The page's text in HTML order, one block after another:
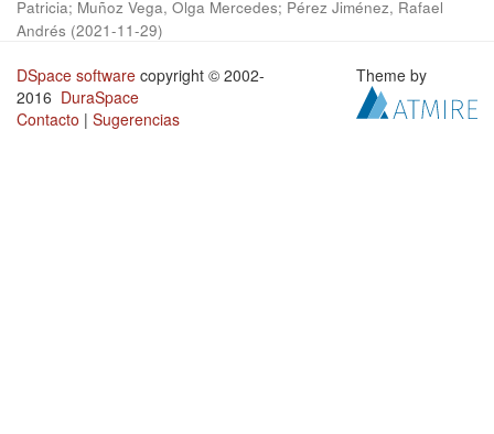
Patricia; Muñoz Vega, Olga Mercedes; Pérez Jiménez, Rafael
Andrés (2021-11-29)
DSpace software copyright © 2002-
2016 DuraSpace
Contacto | Sugerencias
Theme by